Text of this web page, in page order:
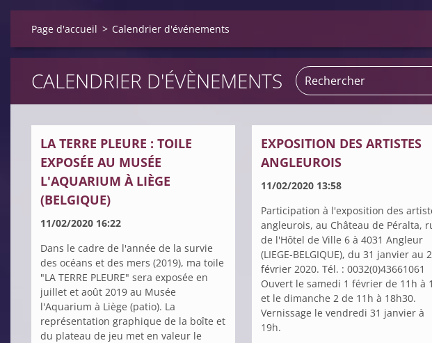
Page d'accueil > Calendrier d'événements
CALENDRIER D'ÉVÈNEMENTS
LA TERRE PLEURE : TOILE
EXPOSÉE AU MUSÉE
L'AQUARIUM À LIÈGE
(BELGIQUE)
11/02/2020 16:22
Dans le cadre de l'année de la survie
des océans et des mers (2019), ma toile
"LA TERRE PLEURE" sera exposée en
juillet et août 2019 au Musée
l'Aquarium à Liège (patio). La
représentation graphique de la boîte et
du plateau de jeu met en valeur le
EXPOSITION DES ARTISTES
ANGLEUROIS
11/02/2020 13:58
Participation à l'exposition des
angleurois, au Château de Péralta,
de l'Hôtel de Ville 6 à 4031 Angleur
(LIEGE-BELGIQUE), du 31 janvier au 2
février 2020. Tél. : 0032(0)43661061
Ouvert le samedi 1 février de 11h à
et le dimanche 2 de 11h à 18h30.
Vernissage le vendredi 31 janvier à
19h.